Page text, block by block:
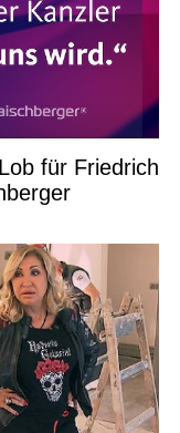
für Friedrich